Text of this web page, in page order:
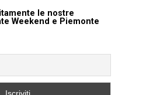
le nostre
Weekend e Piemonte